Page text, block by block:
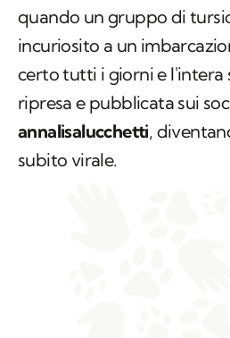
quando un gruppo di
incuriosito a un
certo tutti i giorni e l'intera
ripresa e pubblicata sui
annalisalucchetti,
subito virale.